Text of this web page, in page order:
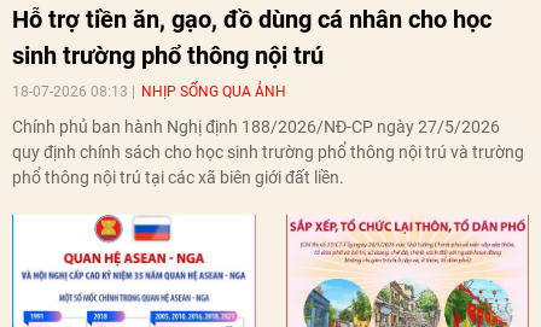
Hỗ trợ tiền ăn, gạo, đồ dùng cá nhân cho học
sinh trường phổ thông nội trú
18-07-2026 08:13 NHỊP SỐNG QUA ẢNH
Chính phủ ban hành Nghị định 188/2026/NĐ-CP ngày 27/5/2026
quy định chính sách cho học sinh trường phổ thông nội trú và trường
phổ thông nội trú tại các xã biên giới đất liền.